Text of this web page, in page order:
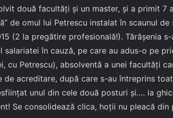
două facultăți și un master, și a primit 7
de omul lui Petrescu instalat în scaunul
(2 la pregătire profesională!). Tărășenia
salariatei în cauză, pe care au adus-o pe
cu Petrescu), absolventă a unei facultăți
acreditare, după care s-au întreprins
unul din cele două posturi și…. ia
Se consolidează clica, hoții nu pleacă din